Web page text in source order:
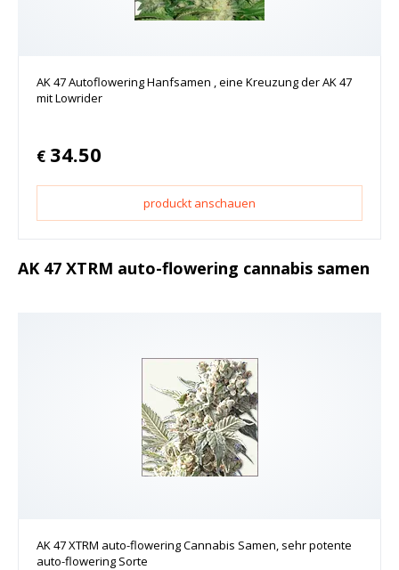
AK 47 Autoflowering Hanfsamen , eine Kreuzung der AK 47
mit Lowrider
€ 34.50
produckt anschauen
AK 47 XTRM auto-flowering cannabis samen
AK 47 XTRM auto-flowering Cannabis Samen, sehr potente
auto-flowering Sorte